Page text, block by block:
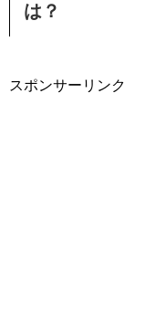
は？
スポンサーリンク